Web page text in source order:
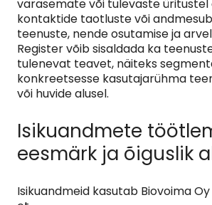
varasemate või tulevaste üritustel
kontaktide taotluste või
teenuste, nende osutamise ja
Register võib sisaldada ka
tulenevat teavet, näiteks
konkreetsesse kasutajarühma
või huvide alusel.
Isikuandmete
eesmärk ja õiguslik
Isikuandmeid kasutab Biovoima